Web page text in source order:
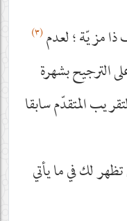
مزيّة ؛ لعدم(٣)
الترجيح بشهرة
المتقدّم سابقا
لك في ما يأتي